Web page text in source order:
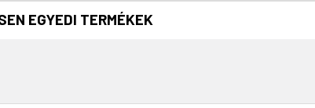
EGYEDI TERMÉKEK